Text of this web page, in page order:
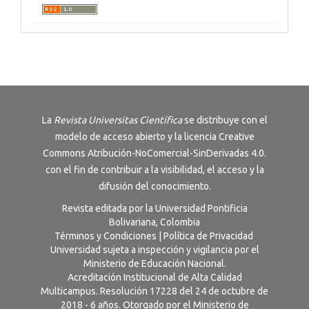
La Revista Universitas Científicase distribuye con el
modelo de acceso abierto y la licencia Creative
Commons Atribución-NoComercial-SinDerivadas 4.0.
con el fin de contribuir a la visibilidad, el acceso y la
difusión del conocimiento.
Revista editada por la Universidad Pontificia
Bolivariana, Colombia
Términos y Condiciones
Política de Privacidad
Universidad sujeta a inspección y vigilancia por el
Ministerio de Educación Nacional.
Acreditación Institucional de Alta Calidad
Multicampus. Resolución 17228 del 24 de octubre de
2018 - 6 años. Otorgado por el Ministerio de